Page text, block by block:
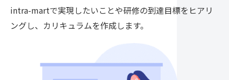
intra-martで実現したいことや研修の到達目標を ヒアリ
ングし、カリキュラムを作成します。